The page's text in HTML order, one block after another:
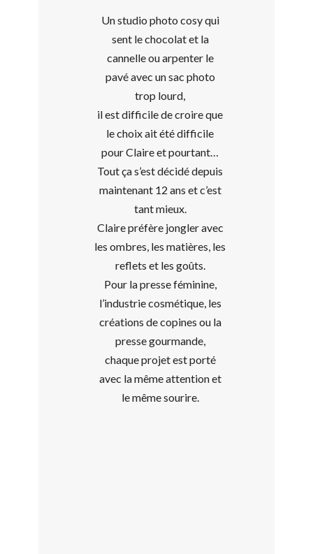
Un studio photo cosy qui
sent le chocolat et la
cannelle ou arpenter le
pavé avec un sac photo
trop lourd,
il est difficile de croire que
le choix ait été difficile
pour Claire et pourtant…
Tout ça s’est décidé depuis
maintenant 12 ans et c’est
tant mieux.
Claire préfère jongler avec
les ombres, les matières, les
reflets et les goûts.
Pour la presse féminine,
l’industrie cosmétique, les
créations de copines ou la
presse gourmande,
chaque projet est porté
avec la même attention et
le même sourire.